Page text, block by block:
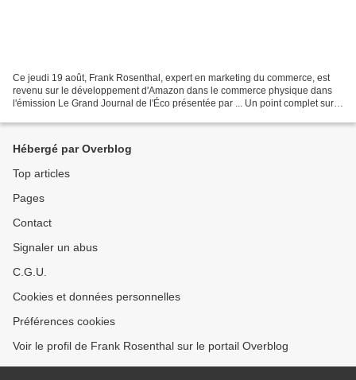
Ce jeudi 19 août, Frank Rosenthal, expert en marketing du commerce, est
revenu sur le développement d'Amazon dans le commerce physique dans
l'émission Le Grand Journal de l'Éco présentée par ... Un point complet sur
Hébergé par Overblog
Top articles
Pages
Contact
Signaler un abus
C.G.U.
Cookies et données personnelles
Préférences cookies
Voir le profil de Frank Rosenthal sur le portail Overblog